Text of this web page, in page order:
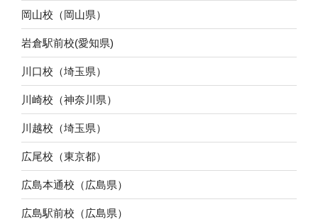
岡山校（岡山県）
岩倉駅前校(愛知県)
川口校（埼玉県）
川崎校（神奈川県）
川越校（埼玉県）
広尾校（東京都）
広島本通校（広島県）
広島駅前校（広島県）